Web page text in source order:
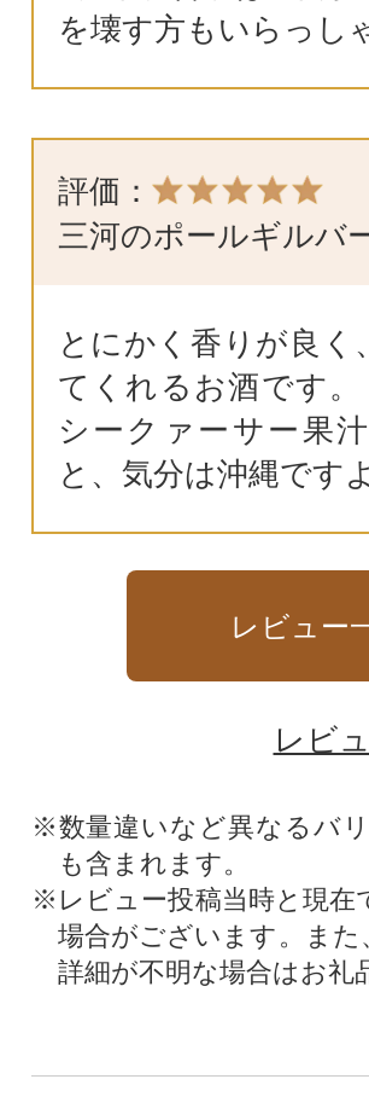
を壊す方もいらっし
評価：
三河のポールギルバ
とにかく香りが良
てくれるお酒です
シークァーサー果
と、気分は沖縄ですよ
レビュー
レビ
※数量違いなど異なるバ
も含まれます。
※レビュー投稿当時と現在
場合がございます。ま
詳細が不明な場合はお礼